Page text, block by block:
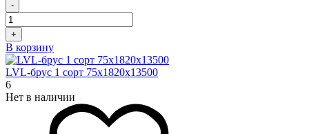
-
+
В корзину
LVL-брус 1 сорт 75х1820х13500
6
Нет в наличии